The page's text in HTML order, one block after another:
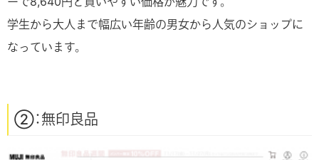
学生から大人まで幅広い年齢の男女から人気のショップに
なっています。
②：無印良品